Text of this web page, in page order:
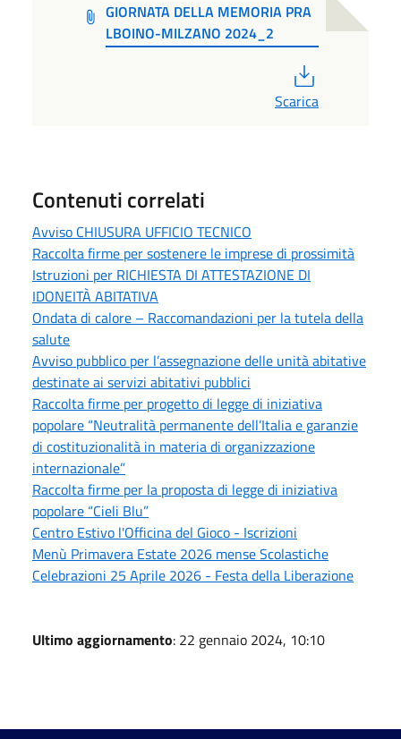
GIORNATA DELLA MEMORIA PRA
LBOINO-MILZANO 2024_2
Scarica
Contenuti correlati
Avviso CHIUSURA UFFICIO TECNICO
Raccolta firme per sostenere le imprese di prossimità
Istruzioni per RICHIESTA DI ATTESTAZIONE DI
IDONEITÀ ABITATIVA
Ondata di calore – Raccomandazioni per la tutela della
salute
Avviso pubblico per l’assegnazione delle unità abitative
destinate ai servizi abitativi pubblici
Raccolta firme per progetto di legge di iniziativa
popolare “Neutralità permanente dell’Italia e garanzie
di costituzionalità in materia di organizzazione
internazionale”
Raccolta firme per la proposta di legge di iniziativa
popolare “Cieli Blu”
Centro Estivo l'Officina del Gioco - Iscrizioni
Menù Primavera Estate 2026 mense Scolastiche
Celebrazioni 25 Aprile 2026 - Festa della Liberazione
Ultimo aggiornamento: 22 gennaio 2024, 10:10